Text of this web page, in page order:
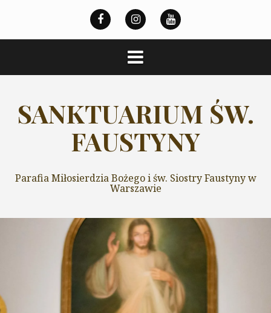
treści
SANKTUARIUM ŚW.
FAUSTYNY
Parafia Miłosierdzia Bożego i św. Siostry Faustyny w
Warszawie